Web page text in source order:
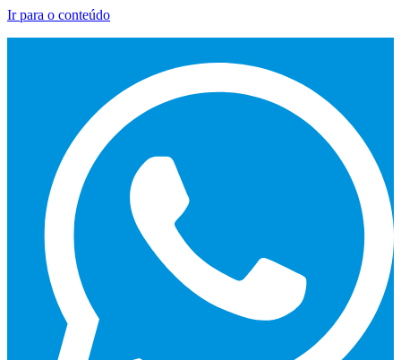
Ir para o conteúdo